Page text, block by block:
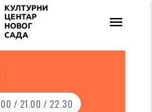
menu
/ 21.00 / 22.30